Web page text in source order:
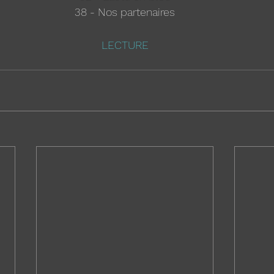
38 - Nos partenaires
LECTURE